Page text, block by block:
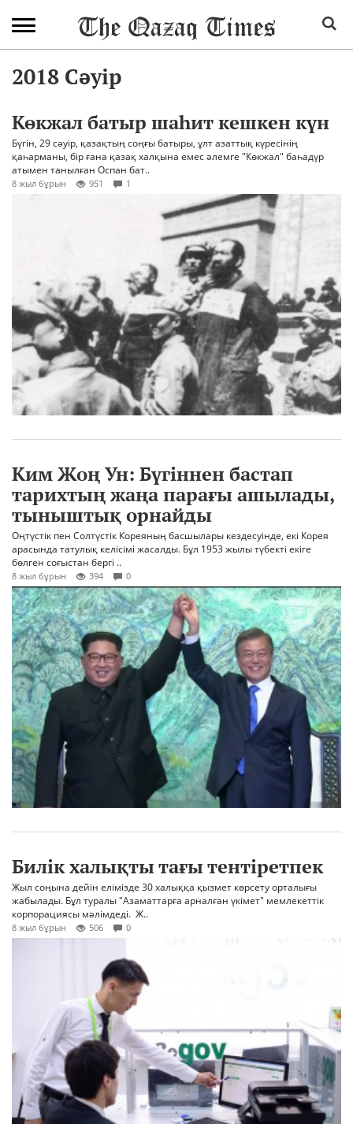
2018 Сәуір
Көкжал батыр шаһит кешкен күн
Бүгін, 29 сәуір, қазақтың соңғы батыры, ұлт азаттық күресінің
қаһарманы, бір ғана қазақ халқына емес әлемге "Көкжал" баһадүр
атымен танылған Оспан бат..
8 жыл бұрын 951 1
Ким Жоң Ун: Бүгіннен бастап
тарихтың жаңа парағы ашылады,
тыныштық орнайды
Оңтүстік пен Солтүстік Кореяның басшылары кездесуінде, екі Корея
арасында татулық келісімі жасалды. Бұл 1953 жылы түбекті екіге
бөлген соғыстан бергі ..
8 жыл бұрын 394 0
Билік халықты тағы тентіретпек
Жыл соңына дейін елімізде 30 халыққа қызмет көрсету орталығы
жабылады. Бұл туралы "Азаматтарға арналған үкімет" мемлекеттік
корпорациясы мәлімдеді. Ж..
8 жыл бұрын 506 0